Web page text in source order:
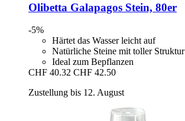
Olibetta Galapagos Stein, 80er
-5%
Härtet das Wasser leicht auf
Natürliche Steine mit toller Struktur
Ideal zum Bepflanzen
CHF 40.32 CHF 42.50
Zustellung bis 12. August